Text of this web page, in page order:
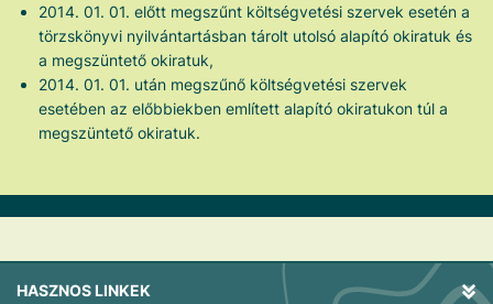
2014. 01. 01. előtt megszűnt költségvetési szervek esetén a
törzskönyvi nyilvántartásban tárolt utolsó alapító okiratuk és
a megszüntető okiratuk,
2014. 01. 01. után megszűnő költségvetési szervek
esetében az előbbiekben említett alapító okiratukon túl a
megszüntető okiratuk.
HASZNOS LINKEK